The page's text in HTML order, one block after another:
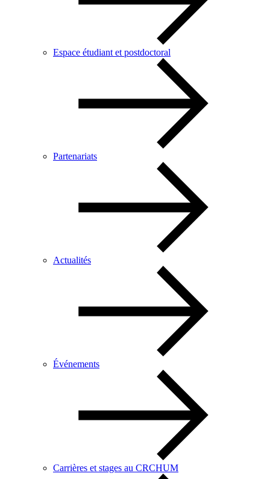
Espace étudiant et postdoctoral
Partenariats
Actualités
Événements
Carrières et stages au CRCHUM